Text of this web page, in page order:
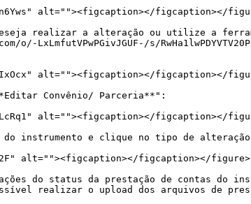
realizar a alteração ou utilize a
LxLmfutVPwPGivJGUF-/s/
Convênio/ Parceria**":
instrumento e clique no tipo de alteração
alt=""><figcaption></figcaption></figure>
do status da prestação de contas do
realizar o upload dos arquivos de